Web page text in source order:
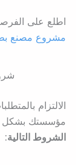
اطلع على
مشروع مصنع
الالتزام
مؤسستك بشكل
الشروط التالية: